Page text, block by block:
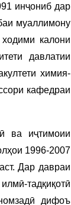
инҷониб дар
муаллимону
калони
давлатии
химия-
кафедраи
ва иҷтимоии
1996-2007
Дар давраи
тадқиқотӣ
дифоъ